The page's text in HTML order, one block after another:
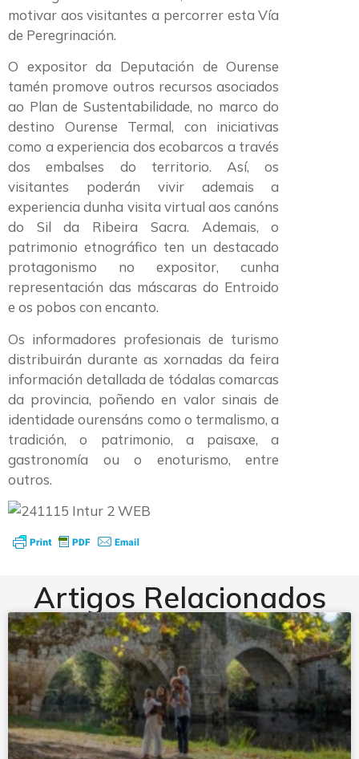
motivar aos visitantes a percorrer esta Vía
de Peregrinación.
O expositor da Deputación de Ourense
tamén promove outros recursos asociados
ao Plan de Sustentabilidade, no marco do
destino Ourense Termal, con iniciativas
como a experiencia dos ecobarcos a través
dos embalses do territorio. Así, os
visitantes poderán vivir ademais a
experiencia dunha visita virtual aos canóns
do Sil da Ribeira Sacra. Ademais, o
patrimonio etnográfico ten un destacado
protagonismo no expositor, cunha
representación das máscaras do Entroido
e os pobos con encanto.
Os informadores profesionais de turismo
distribuirán durante as xornadas da feira
información detallada de tódalas comarcas
da provincia, poñendo en valor sinais de
identidade ourensáns como o termalismo, a
tradición, o patrimonio, a paisaxe, a
gastronomía ou o enoturismo, entre
outros.
Artigos Relacionados